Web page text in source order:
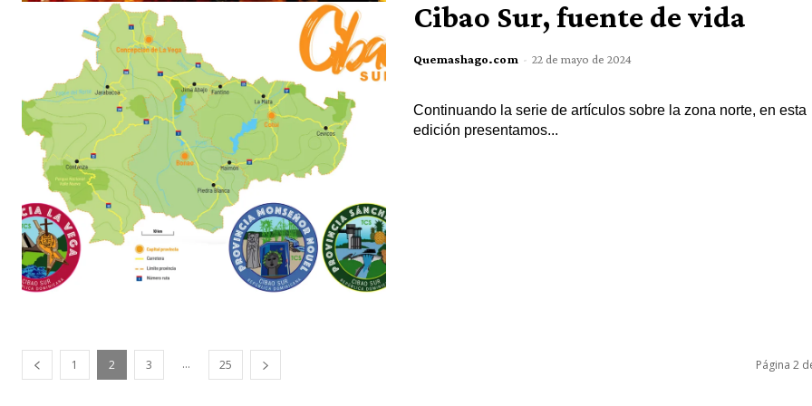
Cibao Sur, fuente de vida
Quemashago.com - 22 de mayo de 2024
Continuando la serie de artículos sobre la zona norte, en esta
edición presentamos...
1 2 3 ... 25 Página 2